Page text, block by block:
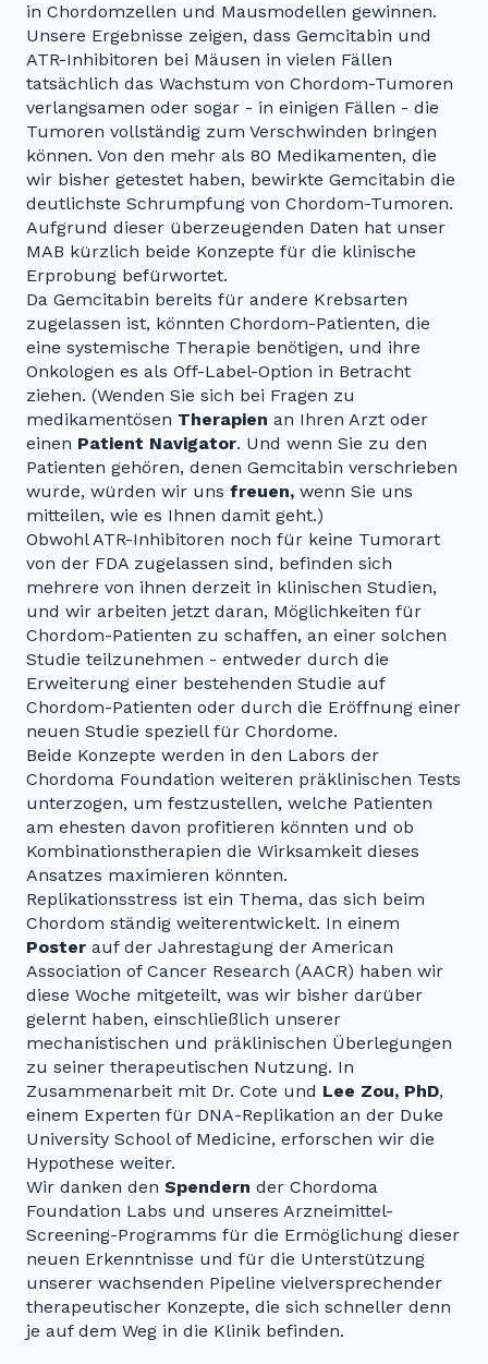
in Chordomzellen und Mausmodellen gewinnen.
Unsere Ergebnisse zeigen, dass Gemcitabin und
ATR-Inhibitoren bei Mäusen in vielen Fällen
tatsächlich das Wachstum von Chordom-Tumoren
verlangsamen oder sogar - in einigen Fällen - die
Tumoren vollständig zum Verschwinden bringen
können. Von den mehr als 80 Medikamenten, die
wir bisher getestet haben, bewirkte Gemcitabin die
deutlichste Schrumpfung von Chordom-Tumoren.
Aufgrund dieser überzeugenden Daten hat unser
MAB kürzlich beide Konzepte für die klinische
Erprobung befürwortet.
Da Gemcitabin bereits für andere Krebsarten
zugelassen ist, könnten Chordom-Patienten, die
eine systemische Therapie benötigen, und ihre
Onkologen es als Off-Label-Option in Betracht
ziehen. (Wenden Sie sich bei Fragen zu
medikamentösen Therapien an Ihren Arzt oder
einen Patient Navigator. Und wenn Sie zu den
Patienten gehören, denen Gemcitabin verschrieben
wurde, würden wir uns freuen, wenn Sie uns
mitteilen, wie es Ihnen damit geht.)
Obwohl ATR-Inhibitoren noch für keine Tumorart
von der FDA zugelassen sind, befinden sich
mehrere von ihnen derzeit in klinischen Studien,
und wir arbeiten jetzt daran, Möglichkeiten für
Chordom-Patienten zu schaffen, an einer solchen
Studie teilzunehmen - entweder durch die
Erweiterung einer bestehenden Studie auf
Chordom-Patienten oder durch die Eröffnung einer
neuen Studie speziell für Chordome.
Beide Konzepte werden in den Labors der
Chordoma Foundation weiteren präklinischen Tests
unterzogen, um festzustellen, welche Patienten
am ehesten davon profitieren könnten und ob
Kombinationstherapien die Wirksamkeit dieses
Ansatzes maximieren könnten.
Replikationsstress ist ein Thema, das sich beim
Chordom ständig weiterentwickelt. In einem
Poster auf der Jahrestagung der American
Association of Cancer Research (AACR) haben wir
diese Woche mitgeteilt, was wir bisher darüber
gelernt haben, einschließlich unserer
mechanistischen und präklinischen Überlegungen
zu seiner therapeutischen Nutzung. In
Zusammenarbeit mit Dr. Cote und Lee Zou, PhD,
einem Experten für DNA-Replikation an der Duke
University School of Medicine, erforschen wir die
Hypothese weiter.
Wir danken den Spendern der Chordoma
Foundation Labs und unseres Arzneimittel-
Screening-Programms für die Ermöglichung dieser
neuen Erkenntnisse und für die Unterstützung
unserer wachsenden Pipeline vielversprechender
therapeutischer Konzepte, die sich schneller denn
je auf dem Weg in die Klinik befinden.